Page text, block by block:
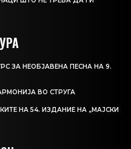
ЗА НЕОБЈАВЕНА ПЕСНА НА 9.
ВО СТРУГА
НА 54. ИЗДАНИЕ НА „МАЈСКИ